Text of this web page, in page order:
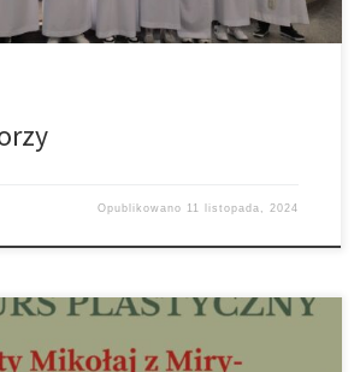
Opublikowano 11 listopada, 2024